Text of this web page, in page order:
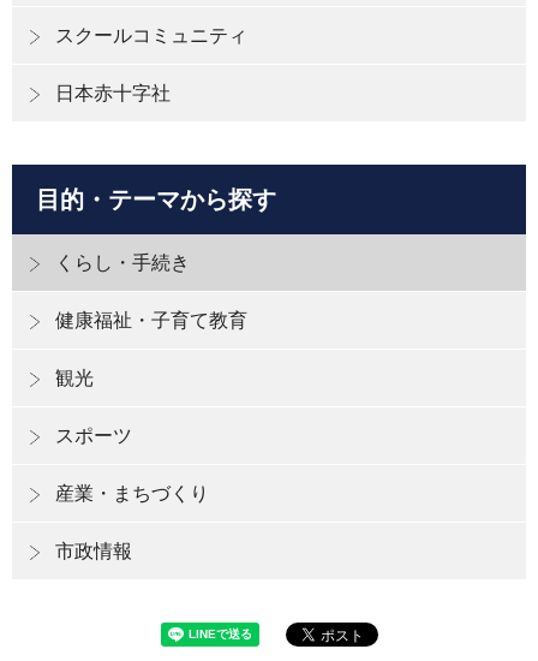
スクールコミュニティ
日本赤十字社
目的・テーマから探す
くらし・手続き
健康福祉・子育て教育
観光
スポーツ
産業・まちづくり
市政情報